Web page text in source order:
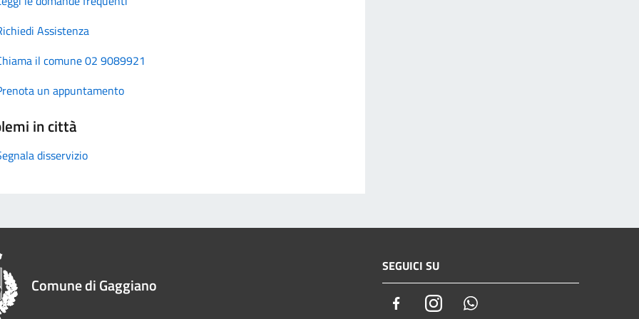
Assistenza
il comune 02 9089921
un appuntamento
in città
disservizio
Comune di Gaggiano
SEGUICI SU
FacebookInstagram